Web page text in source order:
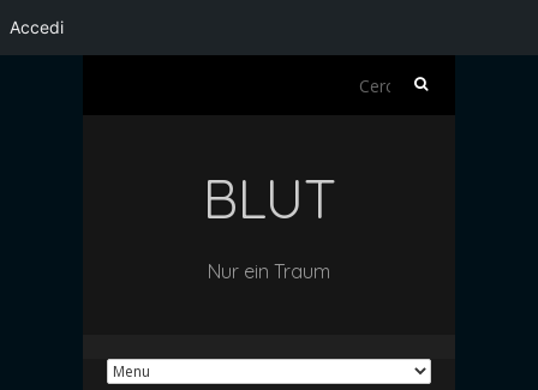
Accedi
Ricerca
BLUT
Nur ein Traum